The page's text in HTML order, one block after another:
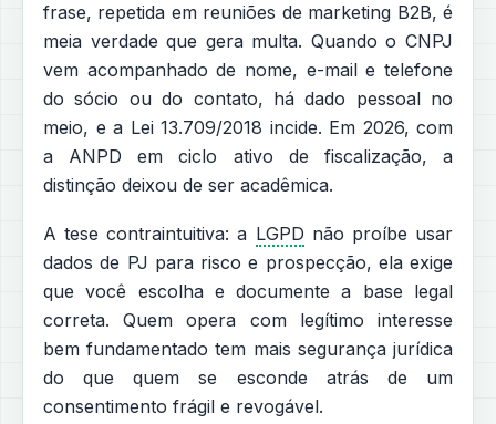
frase, repetida em reuniões de marketing B2B, é
meia verdade que gera multa. Quando o CNPJ
vem acompanhado de nome, e-mail e telefone
do sócio ou do contato, há dado pessoal no
meio, e a Lei 13.709/2018 incide. Em 2026, com
a ANPD em ciclo ativo de fiscalização, a
distinção deixou de ser acadêmica.
A tese contraintuitiva: a LGPD não proíbe usar
dados de PJ para risco e prospecção, ela exige
que você escolha e documente a base legal
correta. Quem opera com legítimo interesse
bem fundamentado tem mais segurança jurídica
do que quem se esconde atrás de um
consentimento frágil e revogável.